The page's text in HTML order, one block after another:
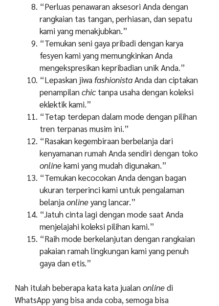
“Perluas penawaran aksesori Anda dengan
rangkaian tas tangan, perhiasan, dan sepatu
kami yang menakjubkan.”
“Temukan seni gaya pribadi dengan karya
fesyen kami yang memungkinkan Anda
mengekspresikan kepribadian unik Anda.”
“Lepaskan jiwafashionistaAnda dan ciptakan
penampilanchic tanpa usaha dengan koleksi
eklektik kami.”
“Tetap terdepan dalam mode dengan pilihan
tren terpanas musim ini.”
“Rasakan kegembiraan berbelanja dari
kenyamanan rumah Anda sendiri dengan toko
onlinekami yang mudah digunakan.”
“Temukan kecocokan Anda dengan bagan
ukuran terperinci kami untuk pengalaman
belanjaonlineyang lancar.”
“Jatuh cinta lagi dengan mode saat Anda
menjelajahi koleksi pilihan kami.”
“Raih mode berkelanjutan dengan rangkaian
pakaian ramah lingkungan kami yang penuh
gaya dan etis.”
Nah itulah beberapa kata kata jualanonlinedi
WhatsApp yang bisa anda coba, semoga bisa